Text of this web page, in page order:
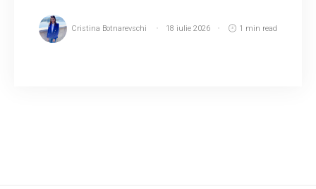
Cristina Botnarevschi 18 iulie 2026 1 min read